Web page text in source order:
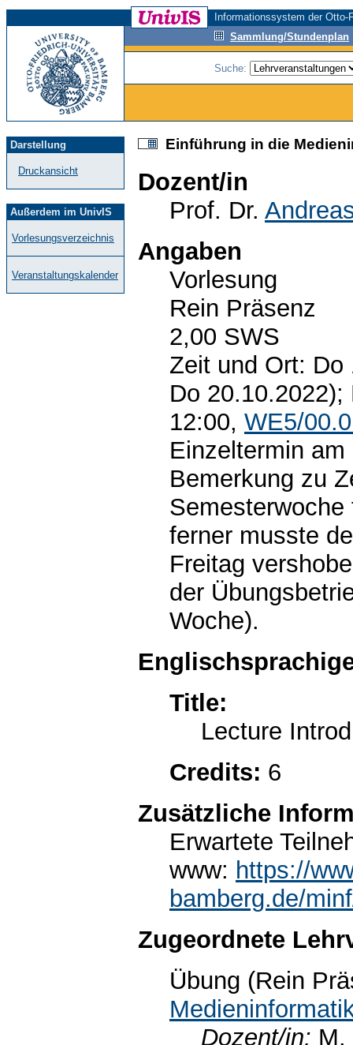
Informationssystem der
Sammlung/Stundenplan
Suche:
Darstellung
Druckansicht
Außerdem im UnivIS
Vorlesungsverzeichnis
Veranstaltungskalender
Einführung in die
Dozent/in
Prof. Dr.
Angaben
Vorlesung
Rein Präsenz
2,00 SWS
Zeit und Ort:
Do
12:00, WE5/
Einzeltermin
Bemerkung zu
ferner musste
Freitag
der
Woche).
Title:
Lecture
Credits: 6
Zusätzliche
Erwartete
www: https://
bamberg.de/
Zugeordnete
Übung (Rein
Dozent/in: